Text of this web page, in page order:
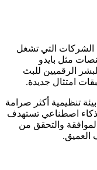
الشركات التي تشغل
مثل بايدو
الرقميين للبث
امتثال جديدة.
تنظيمية أكثر صرامة
اصطناعي تستهدف
والتحقق من
العميق.